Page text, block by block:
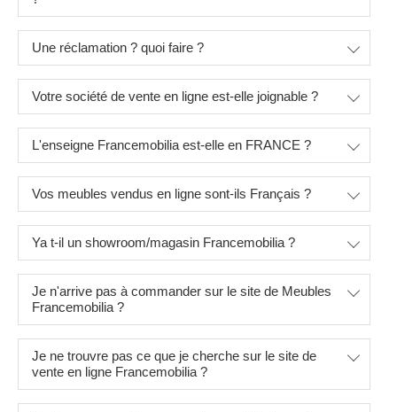
Une réclamation ? quoi faire ?
Votre société de vente en ligne est-elle joignable ?
L'enseigne Francemobilia est-elle en FRANCE ?
Vos meubles vendus en ligne sont-ils Français ?
Ya t-il un showroom/magasin Francemobilia ?
Je n'arrive pas à commander sur le site de Meubles
Francemobilia ?
Je ne trouvre pas ce que je cherche sur le site de
vente en ligne Francemobilia ?